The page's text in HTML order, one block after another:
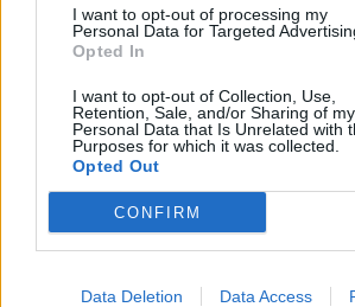
I want to opt-out of processing my
Personal Data for Targeted
Opted In
I want to opt-out of Collection, Use,
Retention, Sale, and/or Sharing of my
Personal Data that Is Unrelated with
Purposes for which it was collected.
Opted Out
CONFIRM
Data Deletion Data Access
Aleksander Barkov
kaukaloon
Venäläisveskari sekosi
divisioonassa – sai
50 jäähyminuuttia
Kanada – USA klo